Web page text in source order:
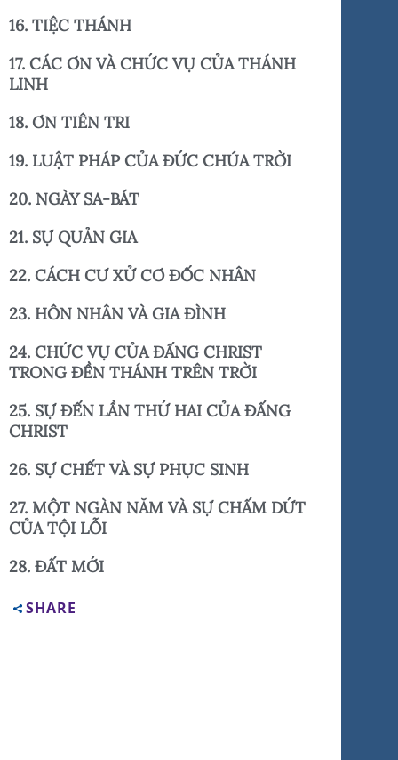
16. TIỆC THÁNH
17. CÁC ƠN VÀ CHỨC VỤ CỦA THÁNH
LINH
18. ƠN TIÊN TRI
19. LUẬT PHÁP CỦA ĐỨC CHÚA TRỜI
20. NGÀY SA-BÁT
21. SỰ QUẢN GIA
22. CÁCH CƯ XỬ CƠ ĐỐC NHÂN
23. HÔN NHÂN VÀ GIA ĐÌNH
24. CHỨC VỤ CỦA ĐẤNG CHRIST
TRONG ĐỀN THÁNH TRÊN TRỜI
25. SỰ ĐẾN LẦN THỨ HAI CỦA ĐẤNG
CHRIST
26. SỰ CHẾT VÀ SỰ PHỤC SINH
27. MỘT NGÀN NĂM VÀ SỰ CHẤM DỨT
CỦA TỘI LỖI
28. ĐẤT MỚI
SHARE